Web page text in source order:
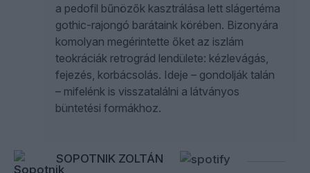
a pedofil bűnözők kasztrálása lett slágertéma
gothic-rajongó barátaink körében. Bizonyára
komolyan megérintette őket az iszlám
teokráciák retrográd lendülete: kézlevágás,
fejezés, korbácsolás. Ideje – gondolják talán
– mifelénk is visszatalálni a látványos
büntetési formákhoz.
SOPOTNIK ZOLTÁN